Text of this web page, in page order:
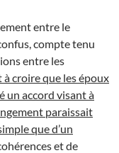
entre le
compte tenu
entre les
croire que les époux
un accord visant à
paraissait
que d’un
et de